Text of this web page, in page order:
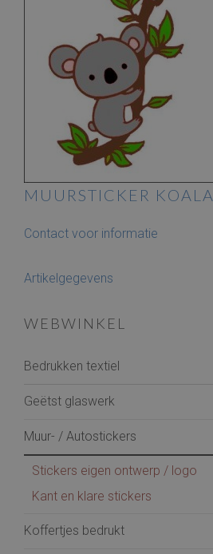
MUURSTICKER KOALA
Contact voor informatie
Artikelgegevens
WEBWINKEL
Bedrukken textiel
Geëtst glaswerk
Muur- / Autostickers
Stickers eigen ontwerp / logo
Kant en klare stickers
Koffertjes bedrukt